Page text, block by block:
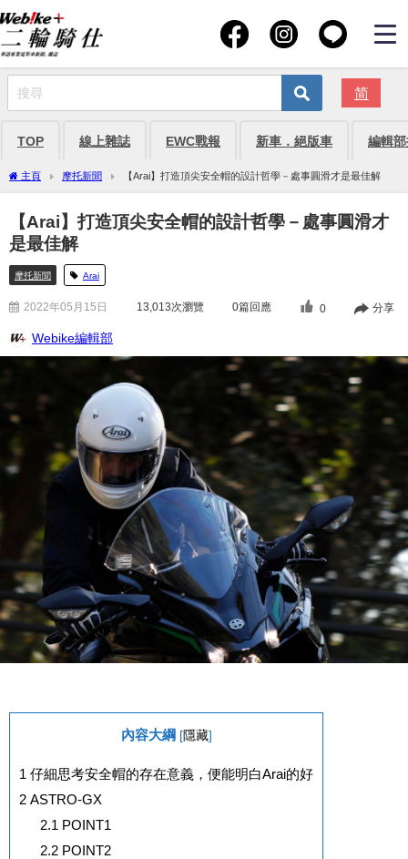
简
TOP 線上雜誌 EWC戰報 新車．絕版車 編輯
主頁 摩托新聞 【Arai】打造頂尖安全帽的設計哲學－處事圓滑才是最佳解
【Arai】打造頂尖安全帽的設計哲學－處事圓滑才
是最佳解
摩托新聞 Arai
2022年05月15日 13,013次瀏覽 0篇回應 0 分享
Webike編輯部
內容大綱 [隱藏]
1 仔細思考安全帽的存在意義，便能明白Arai的好
2 ASTRO-GX
2.1 POINT1
2.2POINT2